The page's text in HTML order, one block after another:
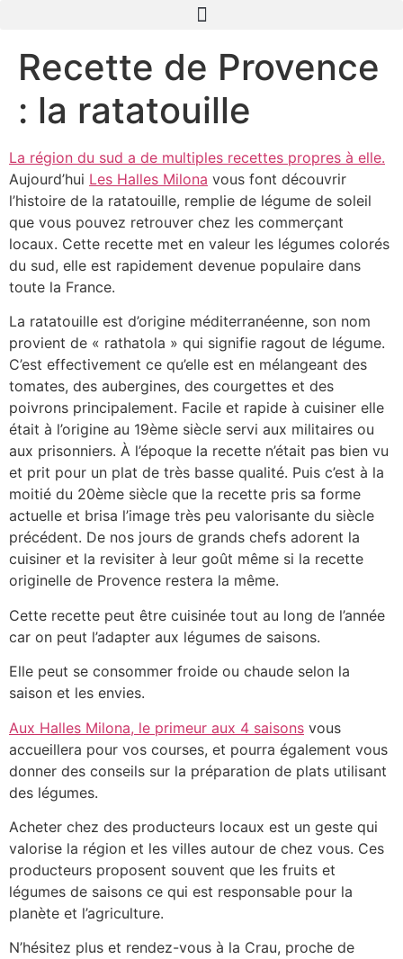
Recette de Provence
: la ratatouille
La région du sud a de multiples recettes propres à elle.
Aujourd’hui Les Halles Milona vous font découvrir
l’histoire de la ratatouille, remplie de légume de soleil
que vous pouvez retrouver chez les commerçant
locaux. Cette recette met en valeur les légumes colorés
du sud, elle est rapidement devenue populaire dans
toute la France.
La ratatouille est d’origine méditerranéenne, son nom
provient de « rathatola » qui signifie ragout de légume.
C’est effectivement ce qu’elle est en mélangeant des
tomates, des aubergines, des courgettes et des
poivrons principalement. Facile et rapide à cuisiner elle
était à l’origine au 19ème siècle servi aux militaires ou
aux prisonniers. À l’époque la recette n’était pas bien vu
et prit pour un plat de très basse qualité. Puis c’est à la
moitié du 20ème siècle que la recette pris sa forme
actuelle et brisa l’image très peu valorisante du siècle
précédent. De nos jours de grands chefs adorent la
cuisiner et la revisiter à leur goût même si la recette
originelle de Provence restera la même.
Cette recette peut être cuisinée tout au long de l’année
car on peut l’adapter aux légumes de saisons.
Elle peut se consommer froide ou chaude selon la
saison et les envies.
Aux Halles Milona, le primeur aux 4 saisons vous
accueillera pour vos courses, et pourra également vous
donner des conseils sur la préparation de plats utilisant
des légumes.
Acheter chez des producteurs locaux est un geste qui
valorise la région et les villes autour de chez vous. Ces
producteurs proposent souvent que les fruits et
légumes de saisons ce qui est responsable pour la
planète et l’agriculture.
N’hésitez plus et rendez-vous à la Crau, proche de